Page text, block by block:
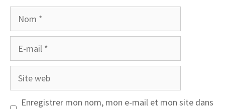
Site
Enregistrer mon nom, mon e-mail et mon site dans